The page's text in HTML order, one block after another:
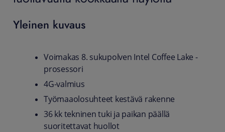
Yleinen kuvaus
Voimakas 8. sukupolven Intel Coffee Lake -
prosessori
4G-valmius
Työmaaolosuhteet kestävä rakenne
36 kk tekninen tuki ja paikan päällä
suoritettavat huollot